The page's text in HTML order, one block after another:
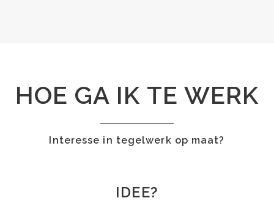
HOE GA IK TE WERK
Interesse in tegelwerk op maat?
IDEE?